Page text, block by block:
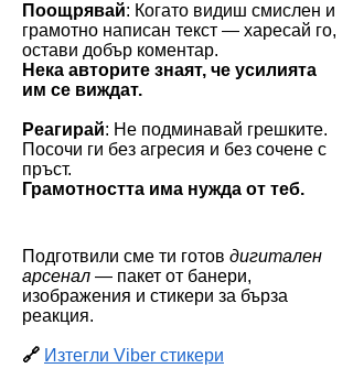
Поощрявай: Когато видиш смислен и
грамотно написан текст — харесай го,
остави добър коментар.
Нека авторите знаят, че усилията
им се виждат.
Реагирай: Не подминавай грешките.
Посочи ги без агресия и без сочене с
пръст.
Грамотността има нужда от теб.
Подготвили сме ти готов дигитален
арсенал — пакет от банери,
изображения и стикери за бърза
реакция.
🔗 Изтегли Viber стикери